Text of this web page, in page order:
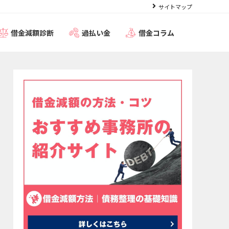
サイトマップ
借金減額診断 過払い金 借金コラム